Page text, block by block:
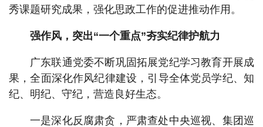
秀课题研究成果，强化思政工作的促进推动作用。
强作风，突出“一个重点”夯实纪律护航力
广东联通党委不断巩固拓展党纪学习教育开展成
果，全面深化作风纪律建设，引导全体党员学纪、知
纪、明纪、守纪，营造良好生态。
一是深化反腐肃贪，严肃查处中央巡视、集团巡